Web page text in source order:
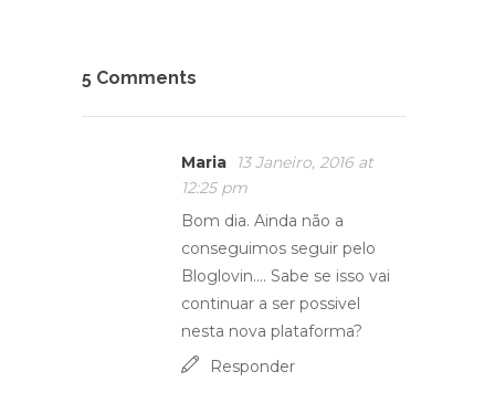
5 Comments
Maria
13 Janeiro, 2016 at
12:25 pm
Bom dia. Ainda não a
conseguimos seguir pelo
Bloglovin…. Sabe se isso vai
continuar a ser possivel
nesta nova plataforma?
Responder